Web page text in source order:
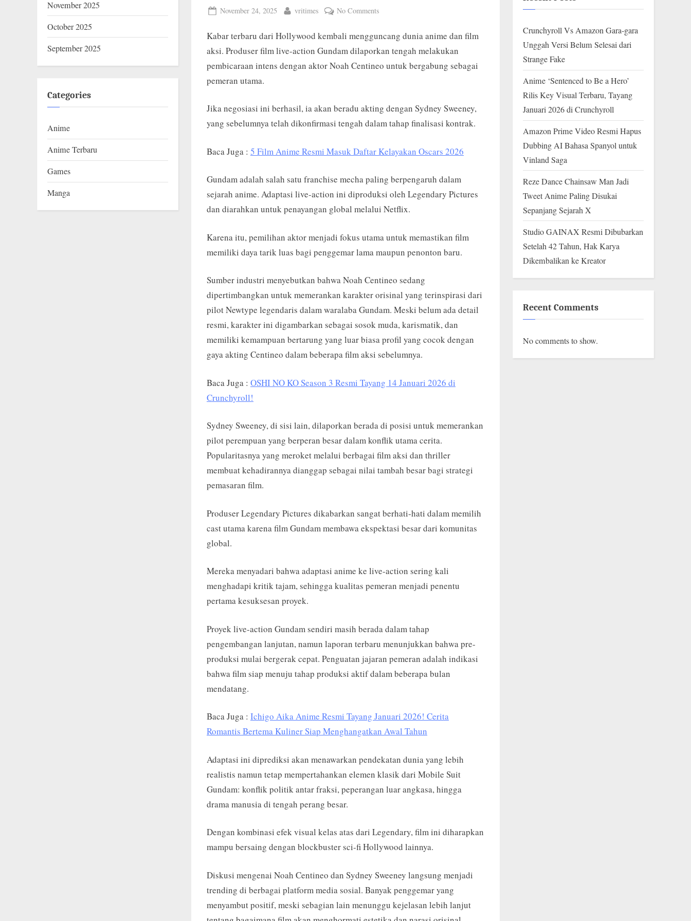
Posted
November 24, 2025 By
vritimes No Comments
‘GUNDAM’
Live-
Action
Centineo
untuk
Peran
Sydney
Sweeney
Kabar terbaru dari Hollywood kembali mengguncang dunia anime dan film
aksi. Produser film live-action Gundam dilaporkan tengah melakukan
pembicaraan intens dengan aktor Noah Centineo untuk bergabung sebagai
pemeran utama.
Jika negosiasi ini berhasil, ia akan beradu akting dengan Sydney Sweeney,
yang sebelumnya telah dikonfirmasi tengah dalam tahap finalisasi kontrak.
Baca Juga : 5 Film Anime Resmi Masuk Daftar Kelayakan Oscars 2026
Gundam adalah salah satu franchise mecha paling berpengaruh dalam
sejarah anime. Adaptasi live-action ini diproduksi oleh Legendary Pictures
dan diarahkan untuk penayangan global melalui Netflix.
Karena itu, pemilihan aktor menjadi fokus utama untuk memastikan film
memiliki daya tarik luas bagi penggemar lama maupun penonton baru.
Sumber industri menyebutkan bahwa Noah Centineo sedang
dipertimbangkan untuk memerankan karakter orisinal yang terinspirasi dari
pilot Newtype legendaris dalam waralaba Gundam. Meski belum ada detail
resmi, karakter ini digambarkan sebagai sosok muda, karismatik, dan
memiliki kemampuan bertarung yang luar biasa profil yang cocok dengan
gaya akting Centineo dalam beberapa film aksi sebelumnya.
Baca Juga : OSHI NO KO Season 3 Resmi Tayang 14 Januari 2026 di
Crunchyroll!
Sydney Sweeney, di sisi lain, dilaporkan berada di posisi untuk memerankan
pilot perempuan yang berperan besar dalam konflik utama cerita.
Popularitasnya yang meroket melalui berbagai film aksi dan thriller
membuat kehadirannya dianggap sebagai nilai tambah besar bagi strategi
pemasaran film.
Produser Legendary Pictures dikabarkan sangat berhati-hati dalam memilih
cast utama karena film Gundam membawa ekspektasi besar dari komunitas
global.
Mereka menyadari bahwa adaptasi anime ke live-action sering kali
menghadapi kritik tajam, sehingga kualitas pemeran menjadi penentu
pertama kesuksesan proyek.
Proyek live-action Gundam sendiri masih berada dalam tahap
pengembangan lanjutan, namun laporan terbaru menunjukkan bahwa pre-
produksi mulai bergerak cepat. Penguatan jajaran pemeran adalah indikasi
bahwa film siap menuju tahap produksi aktif dalam beberapa bulan
mendatang.
Baca Juga : Ichigo Aika Anime Resmi Tayang Januari 2026! Cerita
Romantis Bertema Kuliner Siap Menghangatkan Awal Tahun
Adaptasi ini diprediksi akan menawarkan pendekatan dunia yang lebih
realistis namun tetap mempertahankan elemen klasik dari Mobile Suit
Gundam: konflik politik antar fraksi, peperangan luar angkasa, hingga
drama manusia di tengah perang besar.
Dengan kombinasi efek visual kelas atas dari Legendary, film ini diharapkan
mampu bersaing dengan blockbuster sci-fi Hollywood lainnya.
Diskusi mengenai Noah Centineo dan Sydney Sweeney langsung menjadi
trending di berbagai platform media sosial. Banyak penggemar yang
menyambut positif, meski sebagian lain menunggu kejelasan lebih lanjut
November 2025
October 2025
September 2025
Categories
Anime
Anime Terbaru
Games
Manga
Crunchyroll Vs Amazon Gara-gara
Unggah Versi Belum Selesai dari
Strange Fake
Anime ‘Sentenced to Be a Hero’
Rilis Key Visual Terbaru, Tayang
Januari 2026 di Crunchyroll
Amazon Prime Video Resmi Hapus
Dubbing AI Bahasa Spanyol untuk
Vinland Saga
Reze Dance Chainsaw Man Jadi
Tweet Anime Paling Disukai
Sepanjang Sejarah X
Studio GAINAX Resmi Dibubarkan
Setelah 42 Tahun, Hak Karya
Dikembalikan ke Kreator
Recent Comments
No comments to show.